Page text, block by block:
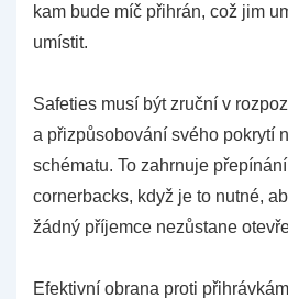
kam bude míč přihrán, což jim
umístit.
Safeties musí být zruční v
a přizpůsobování svého pokrytí
schématu. To zahrnuje
cornerbacks, když je to nutné,
žádný příjemce nezůstane
Efektivní obrana proti